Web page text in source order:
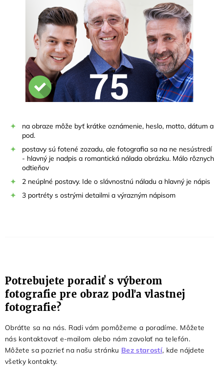
na obraze môže byť krátke oznámenie, heslo, motto, dátum a
pod.
postavy sú fotené zozadu, ale fotografia sa na ne nesústredí
- hlavný je nadpis a romantická nálada obrázku. Málo rôznych
odtieňov
2 neúplné postavy. Ide o slávnostnú náladu a hlavný je nápis
3 portréty s ostrými detailmi a výrazným nápisom
Potrebujete poradiť s výberom
fotografie pre obraz podľa vlastnej
fotografie?
Obráťte sa na nás. Radi vám pomôžeme a poradíme. Môžete
nás kontaktovať e-mailom alebo nám zavolať na telefón.
Môžete sa pozrieť na našu stránku Bez starostí, kde nájdete
všetky kontakty.